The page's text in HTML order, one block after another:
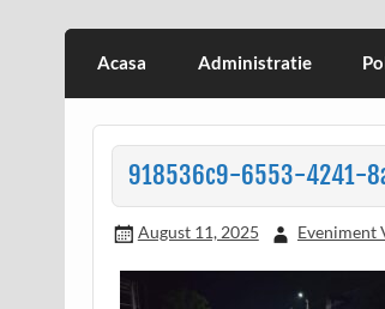
Acasa Administratie
918536c9-6553-4241-
August 11, 2025 Eveniment